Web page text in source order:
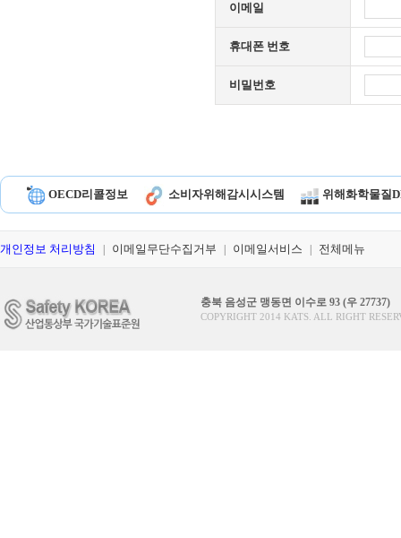
이메일
휴대폰 번호
비밀번호
OECD리콜정보 소비자위해감시시스템 위해화학물질
개인정보 처리방침 | 이메일무단수집거부 | 이메일서비스 | 전체메뉴
충북 음성군 맹동면 이수로 93 (우 27737)
COPYRIGHT 2014 KATS. ALL RIGHT